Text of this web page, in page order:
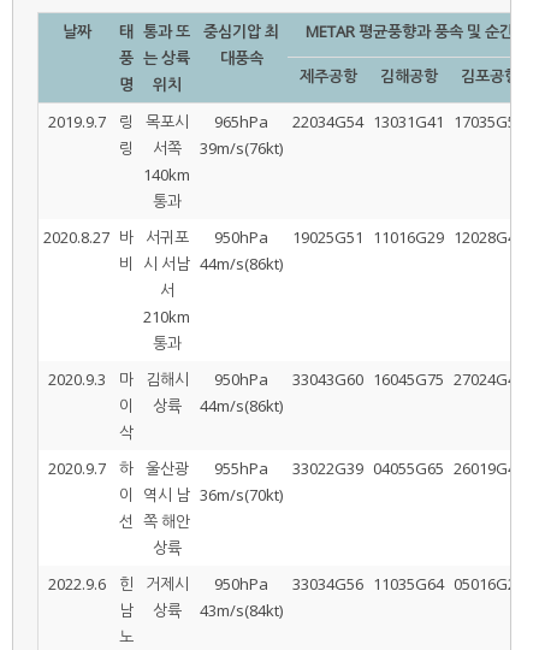
날짜
태
풍
명
통과 또
는 상륙
위치
중심기압 최
대풍속
METAR 평균풍향과 풍속 및 순간최
제주공항 김해공항 김포공항
2019.9.7
링
링
목포시
서쪽
140km
통과
965hPa
39m/s(76kt)
22034G54 13031G41 17035G59
2020.8.27 바
비
서귀포
시 서남
서
210km
통과
950hPa
44m/s(86kt)
19025G51 11016G29 12028G43
2020.9.3
마
이
삭
김해시
상륙
950hPa
44m/s(86kt)
33043G60 16045G75 27024G40
2020.9.7
하
이
선
울산광
역시 남
쪽 해안
상륙
955hPa
36m/s(70kt)
33022G39 04055G65 26019G41
2022.9.6
힌
남
노
거제시
상륙
950hPa
43m/s(84kt)
33034G56 11035G64 05016G28